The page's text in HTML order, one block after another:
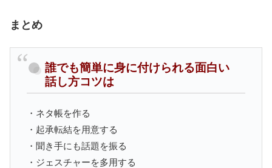
まとめ
誰でも簡単に身に付けられる面白い
話し方コツは
・ネタ帳を作る
・起承転結を用意する
・聞き手にも話題を振る
・ジェスチャーを多用する